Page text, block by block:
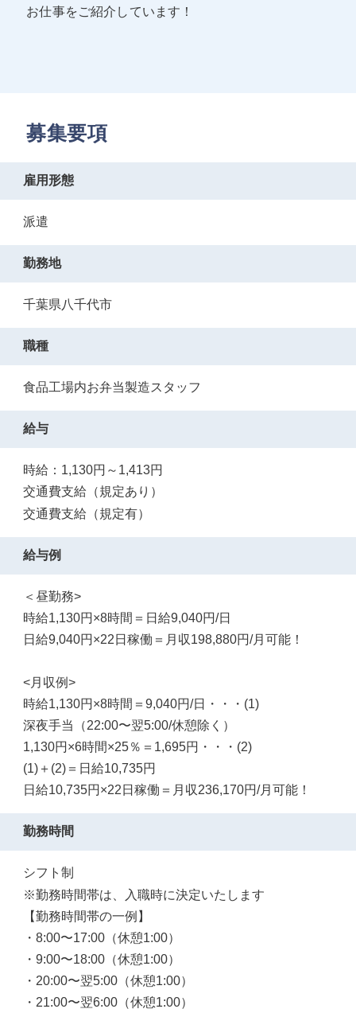
お仕事をご紹介しています！
募集要項
雇用形態
派遣
勤務地
千葉県八千代市
職種
食品工場内お弁当製造スタッフ
給与
時給：1,130円～1,413円
交通費支給（規定あり）
交通費支給（規定有）
給与例
＜昼勤務>
時給1,130円×8時間＝日給9,040円/日
日給9,040円×22日稼働＝月収198,880円/月可能！
<月収例>
時給1,130円×8時間＝9,040円/日・・・(1)
深夜手当（22:00〜翌5:00/休憩除く）
1,130円×6時間×25％＝1,695円・・・(2)
(1)＋(2)＝日給10,735円
日給10,735円×22日稼働＝月収236,170円/月可能！
勤務時間
シフト制
※勤務時間帯は、入職時に決定いたします
【勤務時間帯の一例】
・8:00〜17:00（休憩1:00）
・9:00〜18:00（休憩1:00）
・20:00〜翌5:00（休憩1:00）
・21:00〜翌6:00（休憩1:00）